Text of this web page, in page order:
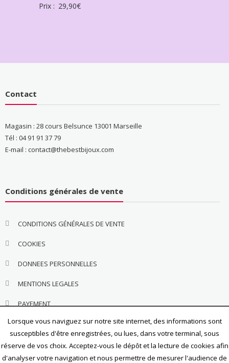
Prix : 29,90€
Contact
Magasin : 28 cours Belsunce 13001 Marseille
Tél : 04 91 91 37 79
E-mail : contact@thebestbijoux.com
Conditions générales de vente
CONDITIONS GÉNÉRALES DE VENTE
COOKIES
DONNEES PERSONNELLES
MENTIONS LEGALES
PAYEMENT
Lorsque vous naviguez sur notre site internet, des informations sont
susceptibles d'être enregistrées, ou lues, dans votre terminal, sous
réserve de vos choix. Acceptez-vous le dépôt et la lecture de cookies afin
d'analyser votre navigation et nous permettre de mesurer l'audience de